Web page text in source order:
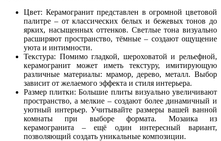
Цвет: Керамогранит представлен в огромной цветовой
палитре – от классических белых и бежевых тонов до
ярких, насыщенных оттенков. Светлые тона визуально
расширяют пространство, тёмные – создают ощущение
уюта и интимности.
Текстура: Помимо гладкой, шероховатой и рельефной,
керамогранит может иметь текстуру, имитирующую
различные материалы: мрамор, дерево, металл. Выбор
зависит от желаемого эффекта и стиля интерьера.
Размер плитки: Большие плиты визуально увеличивают
пространство, а мелкие – создают более динамичный и
уютный интерьер. Учитывайте размеры вашей ванной
комнаты при выборе формата. Мозаика из
керамогранита – ещё один интересный вариант,
позволяющий создать уникальные композиции.